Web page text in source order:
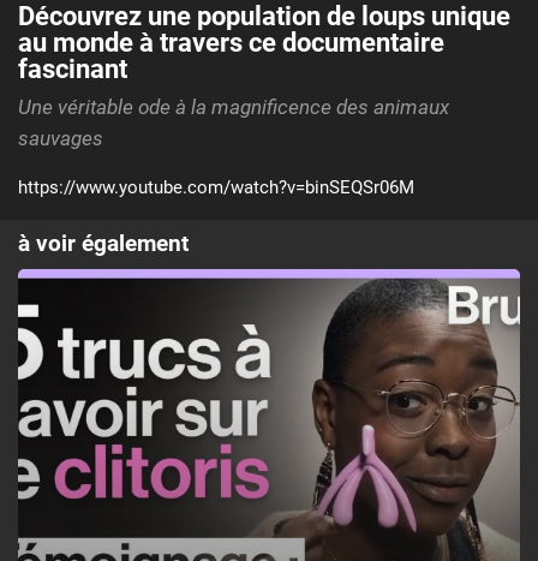
Découvrez une population de loups unique
au monde à travers ce documentaire
fascinant
Une véritable ode à la magnificence des animaux
sauvages
https://www.youtube.com/watch?v=binSEQSr06M
à voir également